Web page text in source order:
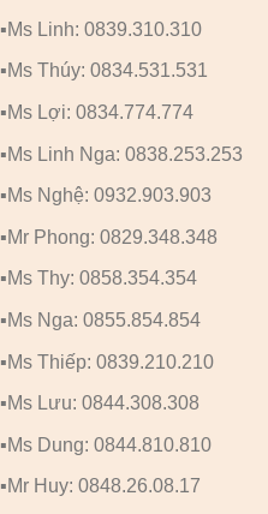
▪️Ms Linh: 0839.310.310
▪️Ms Thúy: 0834.531.531
▪️Ms Lợi: 0834.774.774
▪️Ms Linh Nga: 0838.253.253
▪️Ms Nghệ: 0932.903.903
▪️Mr Phong: 0829.348.348
▪️Ms Thy: 0858.354.354
▪️Ms Nga: 0855.854.854
▪️Ms Thiếp: 0839.210.210
▪️Ms Lưu: 0844.308.308
▪️Ms Dung: 0844.810.810
▪️Mr Huy: 0848.26.08.17